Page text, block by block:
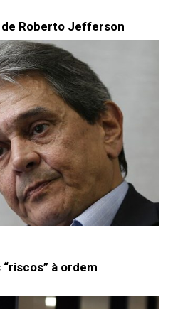
Roberto Jefferson
à ordem